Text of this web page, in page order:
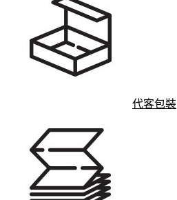
代客包裝